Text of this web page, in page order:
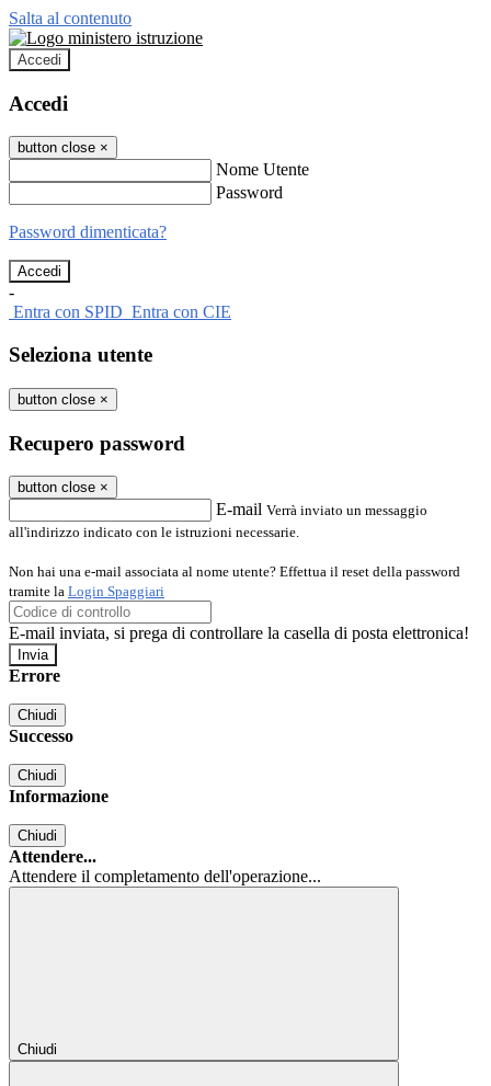
Salta al contenuto
Accedi
Accedi
button close ×
Nome Utente
Password
Password dimenticata?
-
Entra con SPID Entra con CIE
Seleziona utente
button close ×
Recupero password
button close ×
E-mail Verrà inviato un messaggio
all'indirizzo indicato con le istruzioni necessarie.
Non hai una e-mail associata al nome utente? Effettua il reset della password
tramite la Login Spaggiari
E-mail inviata, si prega di controllare la casella di posta elettronica!
Errore
Chiudi
Successo
Chiudi
Informazione
Chiudi
Attendere...
Attendere il completamento dell'operazione...
Chiudi